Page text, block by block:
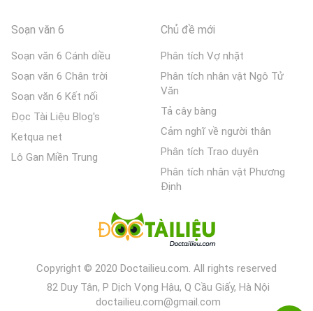
Soạn văn 6
Soạn văn 6 Cánh diều
Soạn văn 6 Chân trời
Soạn văn 6 Kết nối
Đọc Tài Liệu Blog's
Ketqua net
Lô Gan Miền Trung
Chủ đề mới
Phân tích Vợ nhặt
Phân tích nhân vật Ngô Tử
Văn
Tả cây bàng
Cảm nghĩ về người thân
Phân tích Trao duyên
Phân tích nhân vật Phương
Định
Copyright © 2020 Doctailieu.com. All rights reserved
82 Duy Tân, P Dịch Vọng Hậu, Q Cầu Giấy, Hà Nội
doctailieu.com@gmail.com